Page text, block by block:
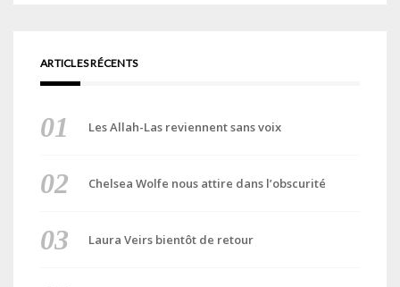
ARTICLES RÉCENTS
Les Allah-Las reviennent sans voix
Chelsea Wolfe nous attire dans l’obscurité
Laura Veirs bientôt de retour